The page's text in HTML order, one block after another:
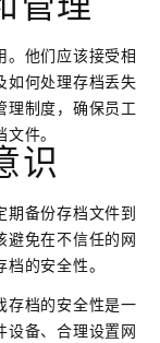
。他们应该接受相
如何处理存档丢失
理制度，确保员工
件。
识
期备份存档文件到
避免在不信任的网
的安全性。
存档的安全性是一
设备、合理设置网